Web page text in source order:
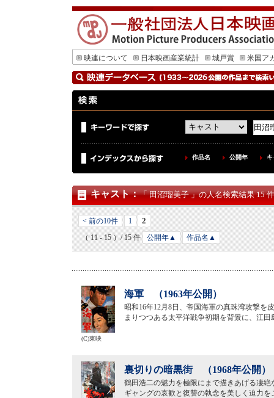
映連について 日本映画産業統計 城戸賞 米国ア
作品名 公開年
キャスト：「 田沼瑠美子 」の人名検索結果 15 件
< 前の10件 1 2
（ 11 - 15 ）/ 15 件 公開年▲ 作品名▲
海軍 （1963年公開）
昭和16年12月8日、帝国海軍の真珠湾攻撃を
まりつつある太平洋戦争初期を背景に、江
(C)東映
裏切りの暗黒街 （1968年公開）
鶴田浩二の魅力を極限にまで描きあげる凄
ギャングの哀歓と復讐の執念を美しく迫力を